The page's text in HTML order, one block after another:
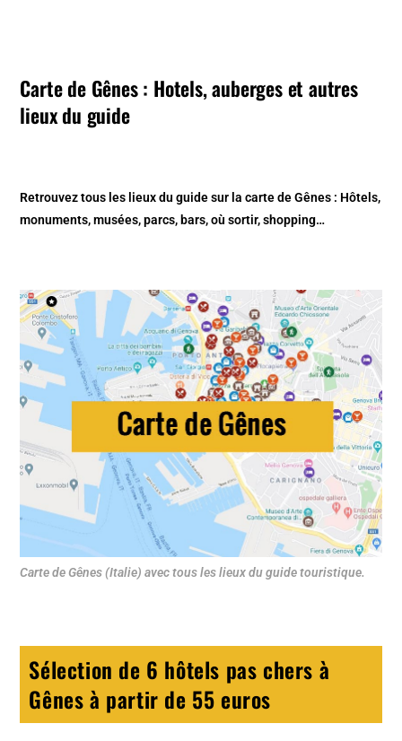
Carte de Gênes : Hotels, auberges et autres
lieux du guide
Retrouvez tous les lieux du guide sur lacarte de Gênes : Hôtels,
monuments, musées, parcs, bars, où sortir, shopping…
Carte de Gênes (Italie) avec tous les lieux du guide touristique.
Sélection de 6 hôtels pas chers à
Gênes à partir de 55 euros